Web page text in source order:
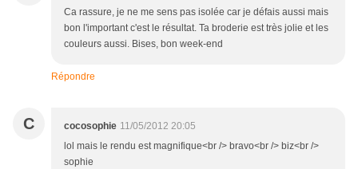
Ca rassure, je ne me sens pas isolée car je défais aussi mais
bon l'important c'est le résultat. Ta broderie est très jolie et les
couleurs aussi. Bises, bon week-end
Répondre
C cocosophie 11/05/2012 20:05
lol mais le rendu est magnifique<br /> bravo<br /> biz<br />
sophie